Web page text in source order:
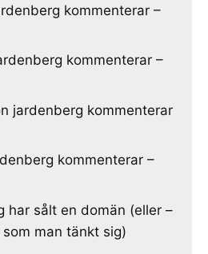
kommenterar –
kommenterar –
jardenberg kommenterar
kommenterar –
har sålt en domän (eller –
man tänkt sig)